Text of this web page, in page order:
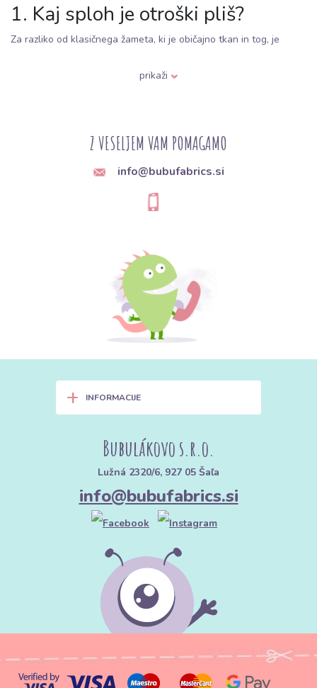
1. Kaj sploh je otroški pliš?
Za razliko od klasičnega žameta, ki je običajno tkan in tog, je
prilagodljiv. Ima kratko, gosto pleteno dlako na pravi strani in
gladko, koži prijazno površino na narobni strani.
zagotavlja visoko zračnost, vpijanje in antialergijske
je tukaj ključen za "dlako" blaga – daje mu potrebno
stabilnost oblike, puhastost, povečuje trpežnost in preprečuje
2. Glavne prednosti materiala
Dlaka materiala je zasnovana tako, da je
izjemno fina in ne draži niti najbolj občutljive kože novorojenčkov
pregrevanja.
Material je elastičen po širini, kar zagotavlja, da
oblačila "rastejo" z otrokom in ga ne ovirajo pri plazenju ali prvih
3. Kaj vse lahko iz njega sešijete?
Uporaba otroškega pliša gre daleč prek izdelkov za novorojenčke:
Pajaci, žabice, kapice z vozličkom, tople hlače, rutke
Za otroke in odrasle:Udobna domača oblačila (homewear),
jopice z ušesi, luksuzni kopalni plašči ali "shranjevalniki pižam"
(mehke igrače).
prikaži
Z VESELJEM VAM POMAGAMO
info@bubufabrics.si
+ INFORMACIJE
Bubulákovo s.r.o.
Lužná 2320/6, 927 05 Šaľa
info@bubufabrics.si